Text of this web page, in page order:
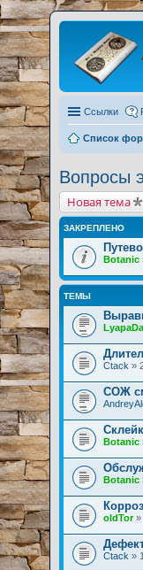
Ссылки
Список
Вопросы
Новая тема
ЗАКРЕПЛЕНО
Botanic
ТЕМЫ
Ctack »
СОЖ
Botanic
Botanic
oldTor»
Ctack »